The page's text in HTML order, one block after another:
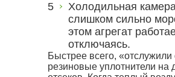
Холодильная
слишком сильно
этом агрегат
отключаясь.
Быстрее всего, «отслужили
резиновые уплотнители на